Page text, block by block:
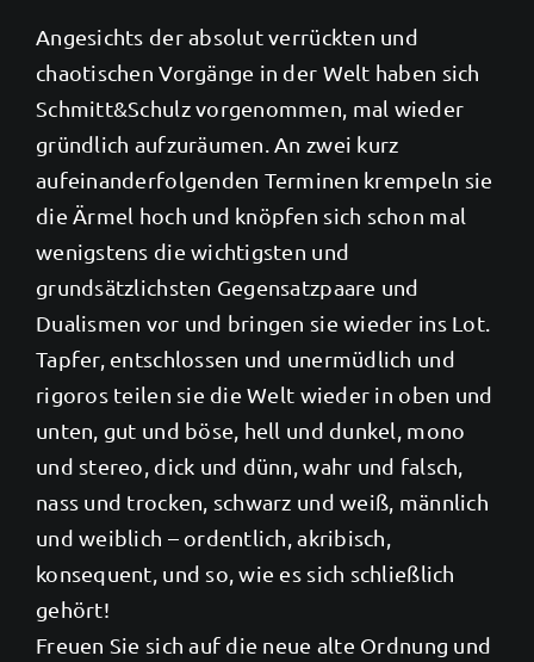
Angesichts der absolut verrückten und
chaotischen Vorgänge in der Welt haben sich
Schmitt&Schulz vorgenommen, mal wieder
gründlich aufzuräumen. An zwei kurz
aufeinanderfolgenden Terminen krempeln sie
die Ärmel hoch und knöpfen sich schon mal
wenigstens die wichtigsten und
grundsätzlichsten Gegensatzpaare und
Dualismen vor und bringen sie wieder ins Lot.
Tapfer, entschlossen und unermüdlich und
rigoros teilen sie die Welt wieder in oben und
unten, gut und böse, hell und dunkel, mono
und stereo, dick und dünn, wahr und falsch,
nass und trocken, schwarz und weiß, männlich
und weiblich – ordentlich, akribisch,
konsequent, und so, wie es sich schließlich
gehört!
Freuen Sie sich auf die neue alte Ordnung und